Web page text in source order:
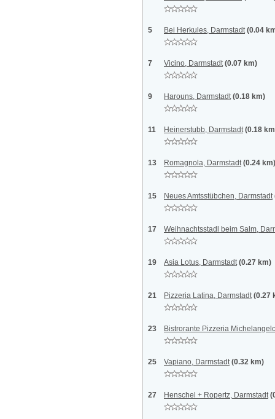
5 Bei Herkules, Darmstadt (0.04
7 Vicino, Darmstadt (0.07 km)
9 Harouns, Darmstadt (0.18 km)
11 Heinerstubb, Darmstadt (0.18
13 Romagnola, Darmstadt (0.24 km)
15 Neues Amtsstübchen, Darmstadt
17 Weihnachtsstadl beim Salm,
19 Asia Lotus, Darmstadt (0.27 km)
21 Pizzeria Latina, Darmstadt (0.27
23 Bistrorante Pizzeria
25 Vapiano, Darmstadt (0.32 km)
27 Henschel + Ropertz, Darmstadt